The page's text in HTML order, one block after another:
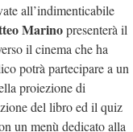
all’indimenticabile
Marinopresenterà il
il cinema che ha
potrà partecipare a un
proiezione di
del libro ed il quiz
un menù dedicato alla